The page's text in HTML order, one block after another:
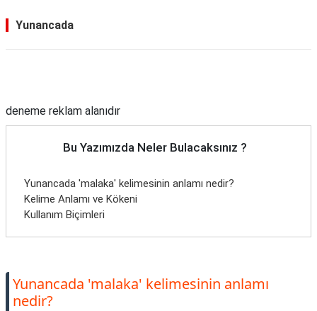
Yunancada
deneme reklam alanıdır
Bu Yazımızda Neler Bulacaksınız ?
Yunancada 'malaka' kelimesinin anlamı nedir?
Kelime Anlamı ve Kökeni
Kullanım Biçimleri
Yunancada 'malaka' kelimesinin anlamı
nedir?